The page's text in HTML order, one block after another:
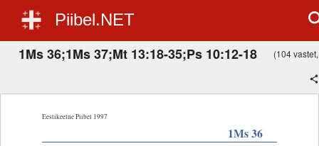
Piibel.NET
1Ms 36;1Ms 37;Mt 13:18-35;Ps 10:12-18 (104
Eestikeelne Piibel 1997
1Ms 36